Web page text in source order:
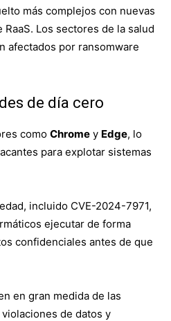
más complejos con nuevas
Los sectores de la salud
afectados por ransomware
de día cero
como Chrome y Edge, lo
para explotar sistemas
incluido CVE-2024-7971,
ejecutar de forma
confidenciales antes de que
en gran medida de las
de datos y